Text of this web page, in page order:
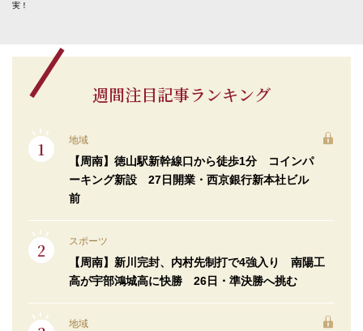
実！
週間注目記事ランキング
地域
【周南】徳山駅新幹線口から徒歩1分 コインパ
ーキング新設 27日開業・西京銀行新本社ビル
前
スポーツ
【周南】新川完封、内村先制打で4強入り 南陽工
高が宇部鴻城高に快勝 26日・準決勝へ挑む
地域